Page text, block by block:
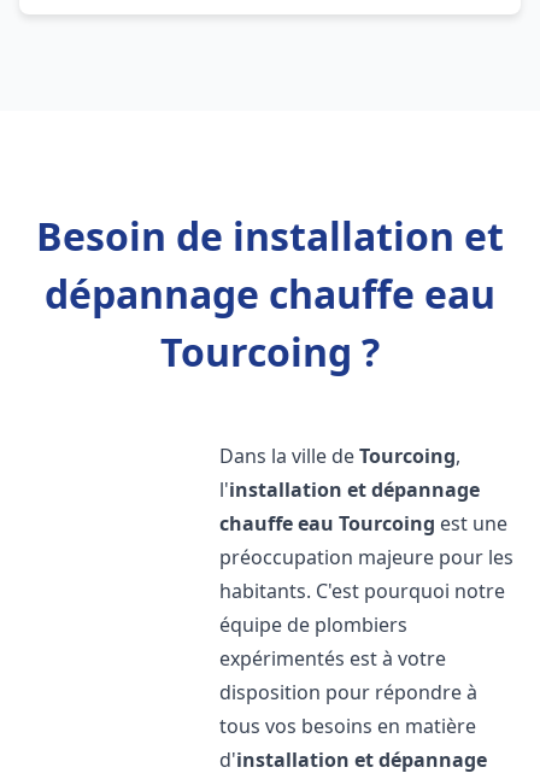
Besoin de installation et
dépannage chauffe eau
Tourcoing ?
Dans la ville deTourcoing,
l'installation et dépannage
chauffe eau Tourcoing est une
préoccupation majeure pour les
habitants. C'est pourquoi notre
équipe de plombiers
expérimentés est à votre
disposition pour répondre à
tous vos besoins en matière
d'installation et dépannage